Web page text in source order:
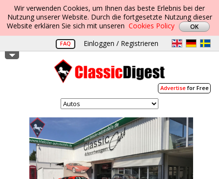
Wir verwenden Cookies, um Ihnen das beste Erlebnis bei der
Nutzung unserer Website. Durch die fortgesetzte Nutzung dieser
Website erklären Sie sich mit unseren Cookies Policy
FAQ Einloggen / Registrieren
Advertisefor Free